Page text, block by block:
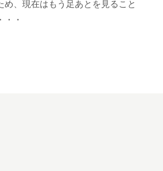
め、現在はもう足あとを見ること
・・